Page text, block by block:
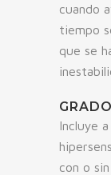
cuando
tiempo
que se
Incluye
con o